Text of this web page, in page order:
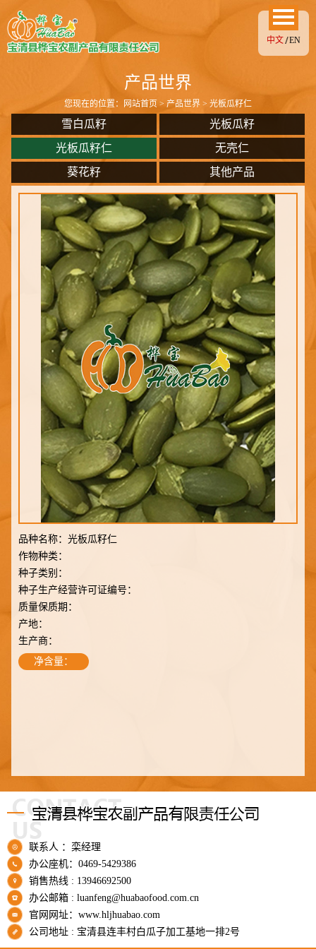
中文 EN
产品世界
您现在的位置： 网站首页 > 产品世界 > 光板瓜籽仁
雪白瓜籽
光板瓜籽
光板瓜籽仁
无壳仁
葵花籽
其他产品
品种名称： 光板瓜籽仁
作物种类：
种子类别：
种子生产经营许可证编号：
质量保质期：
产地：
生产商：
净含量：
联系人 ：栾经理
办公座机：0469-5429386
销售热线 : 13946692500
办公邮箱 : luanfeng@huabaofood.com.cn
官网网址：www.hljhuabao.com
公司地址 : 宝清县连丰村白瓜子加工基地一排2号